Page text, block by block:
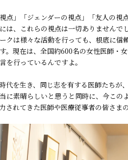
点」「ジェンダーの視点」「友人の
は、これらの視点は一切ありませんで
クは様々な活動を行っても、根底に
。現在は、全国約600名の女性医師・
を行っているんですよ。
代を生き、同じ志を有する医師たちが
に素晴らしいと思うと同時に、今この
されてきた医師や医療従事者の皆さま